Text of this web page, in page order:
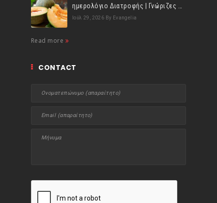
Ιούλ 29, 2026 By Evangelia
Read more
CONTACT